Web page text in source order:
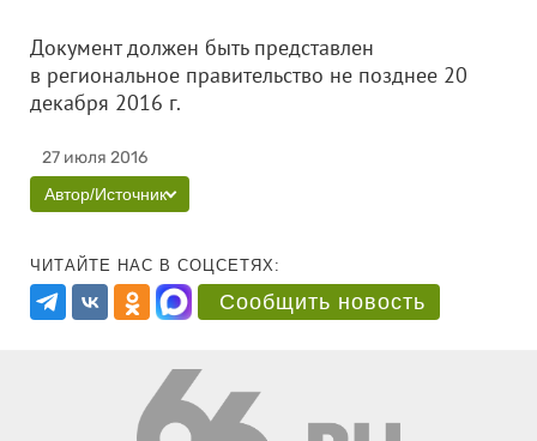
Документ должен быть представлен
в региональное правительство не позднее 20
декабря 2016 г.
27 июля 2016
Автор/Источник
ЧИТАЙТЕ НАС В СОЦСЕТЯХ:
Сообщить новость